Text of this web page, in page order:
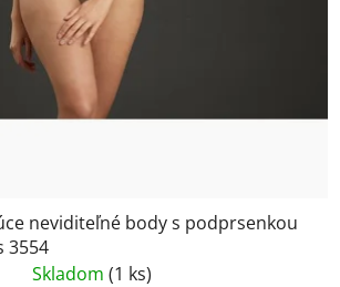
neviditeľné body s podprsenkou
3554
Skladom (1 ks)